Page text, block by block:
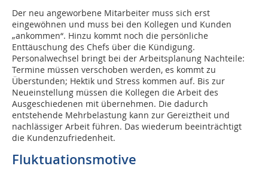
Der neu angeworbene Mitarbeiter muss sich erst
eingewöhnen und muss bei den Kollegen und Kunden
„ankommen“. Hinzu kommt noch die persönliche
Enttäuschung des Chefs über die Kündigung.
Personalwechsel bringt bei der Arbeitsplanung Nachteile:
Termine müssen verschoben werden, es kommt zu
Überstunden; Hektik und Stress kommen auf. Bis zur
Neueinstellung müssen die Kollegen die Arbeit des
Ausgeschiedenen mit übernehmen. Die dadurch
entstehende Mehrbelastung kann zur Gereiztheit und
nachlässiger Arbeit führen. Das wiederum beeinträchtigt
die Kundenzufriedenheit.
Fluktuationsmotive